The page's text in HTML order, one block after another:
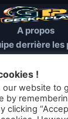
A propos
derrière les
Légales
et autres
!
our website to
by
clicking